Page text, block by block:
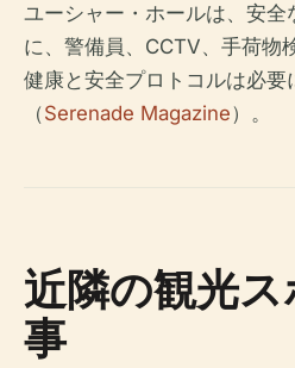
ユーシャー・ホールは、安全
に、警備員、CCTV、手荷物
健康と安全プロトコルは必要
（Serenade Magazine）。
近隣の観光
事